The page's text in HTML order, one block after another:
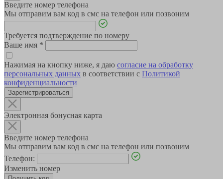
Введите номер телефона
Мы отправим вам код в смс на телефон или позвоним
Требуется подтверждение по номеру
Ваше имя *
Нажимая на кнопку ниже, я даю согласие на обработку
персональных данных в соответствии с Политикой
конфиденциальности
Зарегистрироваться
Электронная бонусная карта
Введите номер телефона
Мы отправим вам код в смс на телефон или позвоним
Телефон:
Изменить номер